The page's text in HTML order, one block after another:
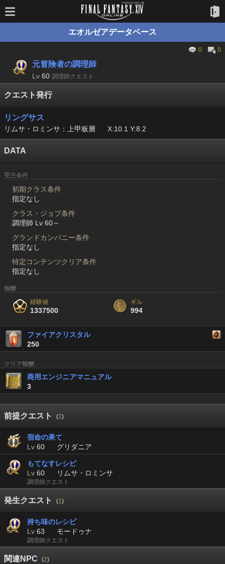
エオルゼアデータベース
0 0
元冒険者の調理師
Lv 60 調理師クエスト
クエスト発行
リングサス
リムサ・ロミンサ：上甲板層 X:10.1 Y:8.2
DATA
受注条件
初期クラス条件
指定なし
クラス・ジョブ条件
調理師 Lv 60～
グランドカンパニー条件
指定なし
特定コンテンツクリア条件
指定なし
報酬
経験値
1337500
ギル
994
ファイアクリスタル
250
クリア報酬
商用エンジニアマニュアル
3
前提クエスト (2)
宿命の果て
Lv 60 グリダニア
もてなすレシピ
Lv 60 リムサ・ロミンサ
調理師クエスト
発生クエスト (1)
持ち味のレシピ
Lv 63 モードゥナ
調理師クエスト
関連NPC (2)